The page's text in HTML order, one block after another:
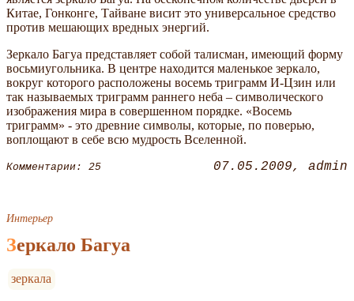
Китае, Гонконге, Тайване висит это универсальное средство
против мешающих вредных энергий.
Зеркало Багуа представляет собой талисман, имеющий форму
восьмиугольника. В центре находится маленькое зеркало,
вокруг которого расположены восемь триграмм И-Цзин или
так называемых триграмм раннего неба – символического
изображения мира в совершенном порядке. «Восемь
триграмм» - это древние символы, которые, по поверью,
воплощают в себе всю мудрость Вселенной.
Комментарии: 25 07.05.2009 admin
Интерьер
Зеркало Багуа
зеркала